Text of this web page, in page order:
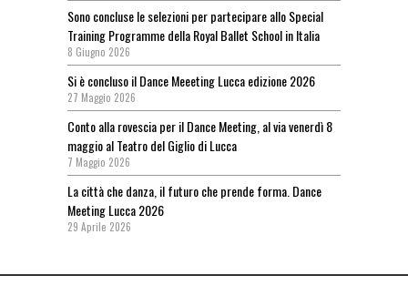
Sono concluse le selezioni per partecipare allo Special
Training Programme della Royal Ballet School in Italia
8 Giugno 2026
Si è concluso il Dance Meeeting Lucca edizione 2026
27 Maggio 2026
Conto alla rovescia per il Dance Meeting, al via venerdì 8
maggio al Teatro del Giglio di Lucca
7 Maggio 2026
La città che danza, il futuro che prende forma. Dance
Meeting Lucca 2026
29 Aprile 2026